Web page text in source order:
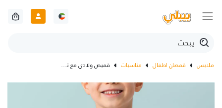
ملابس قمصان اطفال مناسبات قميص ولادي مع تصميم عيد ميلاد